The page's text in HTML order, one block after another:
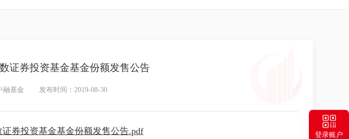
登录账户
证券投资基金基金份额发售公告
融基金 发布时间：2019-08-30
券投资基金基金份额发售公告.pdf